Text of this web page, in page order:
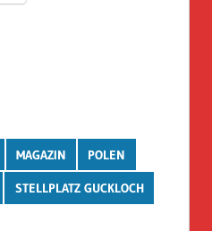
MAGAZIN POLEN
STELLPLATZ GUCKLOCH